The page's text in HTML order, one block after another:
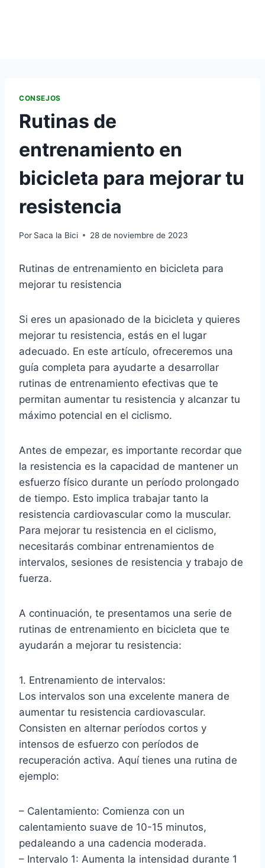
CONSEJOS
Rutinas de
entrenamiento en
bicicleta para mejorar tu
resistencia
Por Saca la Bici 28 de noviembre de 2023
Rutinas de entrenamiento en bicicleta para
mejorar tu resistencia
Si eres un apasionado de la bicicleta y quieres
mejorar tu resistencia, estás en el lugar
adecuado. En este artículo, ofreceremos una
guía completa para ayudarte a desarrollar
rutinas de entrenamiento efectivas que te
permitan aumentar tu resistencia y alcanzar tu
máximo potencial en el ciclismo.
Antes de empezar, es importante recordar que
la resistencia es la capacidad de mantener un
esfuerzo físico durante un período prolongado
de tiempo. Esto implica trabajar tanto la
resistencia cardiovascular como la muscular.
Para mejorar tu resistencia en el ciclismo,
necesitarás combinar entrenamientos de
intervalos, sesiones de resistencia y trabajo de
fuerza.
A continuación, te presentamos una serie de
rutinas de entrenamiento en bicicleta que te
ayudarán a mejorar tu resistencia:
1. Entrenamiento de intervalos:
Los intervalos son una excelente manera de
aumentar tu resistencia cardiovascular.
Consisten en alternar períodos cortos y
intensos de esfuerzo con períodos de
recuperación activa. Aquí tienes una rutina de
ejemplo:
– Calentamiento: Comienza con un
calentamiento suave de 10-15 minutos,
pedaleando a una cadencia moderada.
– Intervalo 1: Aumenta la intensidad durante 1